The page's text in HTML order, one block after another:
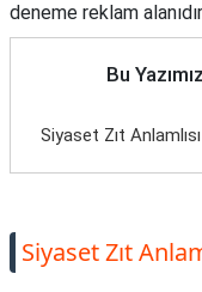
deneme reklam alanıdır
Bu
Siyaset Zıt
Siyaset Zıt